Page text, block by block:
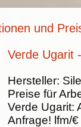
und
Verde Ugarit
Hersteller:
Preise für
Verde Ugarit:
Anfrage! lfm/€